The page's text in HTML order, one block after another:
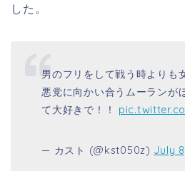
した。
男のフリをして戦う時よりも
悪党に向かい合うムーランが
て大好きで！！
— カスト (@kst050z) July